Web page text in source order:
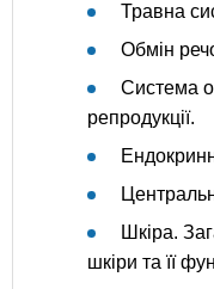
Травна
Обмін
Система
репродукції.
Шкіра.
шкіри та її